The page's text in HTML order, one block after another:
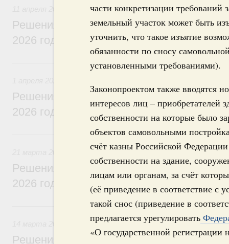
части конкретизации требований
земельный участок может быть
уточнить, что такое изъятие
обязанности по сносу
установленными требованиями).
Законопроектом также вводятся
интересов лиц – приобретателей
собственности на которые было
объектов самовольными
счёт казны Российской
собственности на здание,
лицам или органам, за счёт
(её приведение в соответствие с
такой снос (приведение в
предлагается урегулировать
«О государственной регистрации
Решения, принятые на заседании
2026 года
1 апреля, среда
Решения, принятые на заседании
2026 года
21 марта, суббота
Решения, принятые на заседании
2026 года
14 марта, суббота
Решения, принятые на заседании